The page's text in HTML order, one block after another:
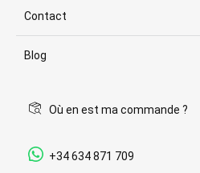
Contact
Blog
Où en est ma commande ?
+34 634 871 709